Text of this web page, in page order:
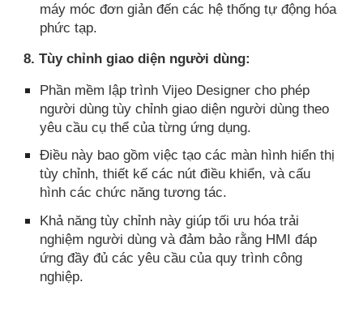
máy móc đơn giản đến các hệ thống tự động hóa
phức tạp.
8. Tùy chỉnh giao diện người dùng:
Phần mềm lập trình Vijeo Designer cho phép
người dùng tùy chỉnh giao diện người dùng theo
yêu cầu cụ thể của từng ứng dụng.
Điều này bao gồm việc tạo các màn hình hiển thị
tùy chỉnh, thiết kế các nút điều khiển, và cấu
hình các chức năng tương tác.
Khả năng tùy chỉnh này giúp tối ưu hóa trải
nghiệm người dùng và đảm bảo rằng HMI đáp
ứng đầy đủ các yêu cầu của quy trình công
nghiệp.